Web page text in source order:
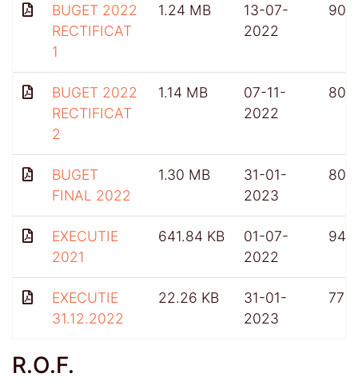
BUGET 2022
RECTIFICAT
1
1.24 MB
13-07-
2022
900
BUGET 2022
RECTIFICAT
2
1.14 MB
07-11-
2022
804
BUGET
FINAL 2022
1.30 MB
31-01-
2023
807
EXECUTIE
2021
641.84 KB
01-07-
2022
948
EXECUTIE
31.12.2022
22.26 KB
31-01-
2023
772
R.O.F.